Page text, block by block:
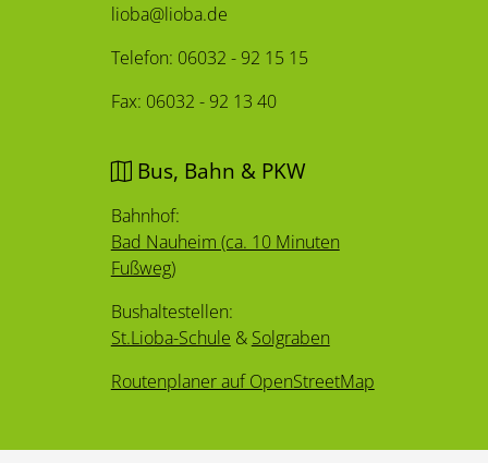
lioba@lioba.de
Telefon: 06032 - 92 15 15
Fax: 06032 - 92 13 40
Bus, Bahn & PKW
Bahnhof:
Bad Nauheim (ca. 10 Minuten
Fußweg)
Bushaltestellen:
St.Lioba-Schule & Solgraben
Routenplaner auf OpenStreetMap